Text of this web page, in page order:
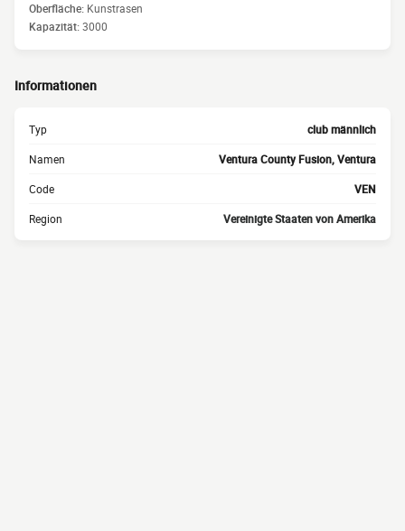
Oberfläche: Kunstrasen
Kapazität:3000
Informationen
Typ club männlich
Namen Ventura County Fusion, Ventura
Code VEN
Region Vereinigte Staaten von Amerika